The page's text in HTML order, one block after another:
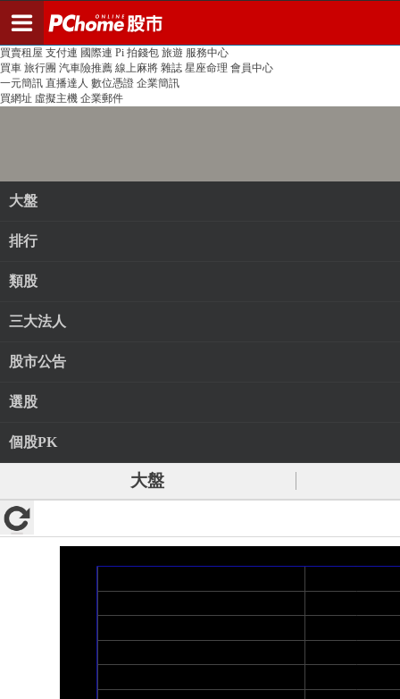
PChome首頁 線上購物 24h購物 書店
買賣租屋 支付連 國際連 Pi 拍錢包 旅遊 服務中心
買車 旅行團 汽車險推薦 線上麻將 雜誌 星座命理 會員中心
一元簡訊 直播達人 數位憑證 企業簡訊
買網址 虛擬主機 企業郵件
大盤
排行
類股
三大法人
股市公告
選股
個股PK
大盤